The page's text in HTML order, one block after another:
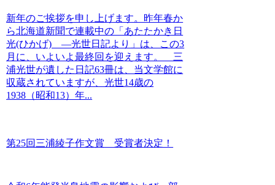
新年のご挨拶を申し上げます。昨年春か
ら北海道新聞で連載中の「あたたかき日
光(ひかげ) ―光世日記より」は、この3
月に、いよいよ最終回を迎えます。 三
浦光世が遺した日記63冊は、当文学館に
収蔵されていますが、光世14歳の
1938（昭和13）年...
第25回三浦綾子作文賞 受賞者決定！